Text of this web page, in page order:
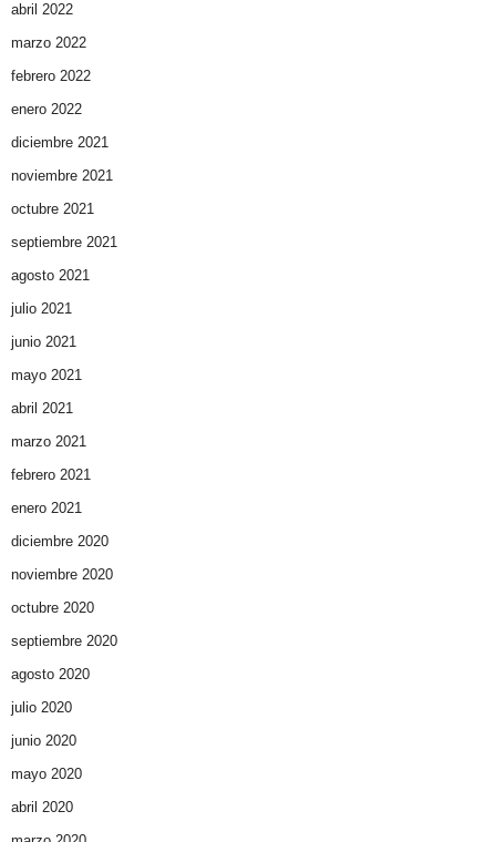
abril 2022
marzo 2022
febrero 2022
enero 2022
diciembre 2021
noviembre 2021
octubre 2021
septiembre 2021
agosto 2021
julio 2021
junio 2021
mayo 2021
abril 2021
marzo 2021
febrero 2021
enero 2021
diciembre 2020
noviembre 2020
octubre 2020
septiembre 2020
agosto 2020
julio 2020
junio 2020
mayo 2020
abril 2020